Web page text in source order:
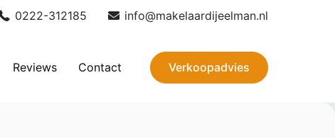
0222-312185 info@makelaardijeelman.nl
Reviews Contact Verkoopadvies